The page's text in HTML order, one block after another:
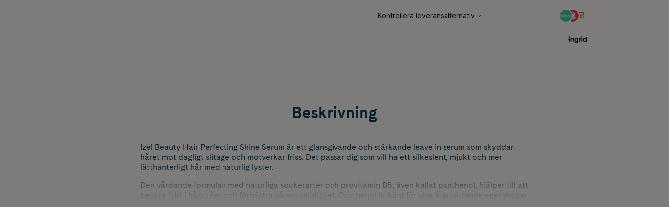
Beskrivning
Izel Beauty Hair Perfecting Shine Serum är ett glansgivande och stärkande leave in serum som skyddar
håret mot dagligt slitage och motverkar friss. Det passar dig som vill ha ett silkeslent, mjukt och mer
lätthanterligt hår med naturlig lyster.
Den vårdande formulan med naturliga sockerarter och provitamin B5, även kallat panthenol, hjälper till att
bevara fukt i hårstrået och förbättra hårets smidighet. Panthenol är känt för sina återfuktande egenskaper